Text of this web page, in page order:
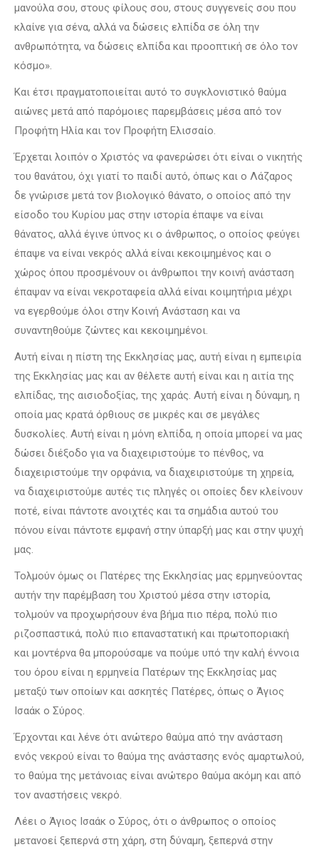
μανούλα σου, στους φίλους σου, στους συγγενείς σου που
κλαίνε για σένα, αλλά να δώσεις ελπίδα σε όλη την
ανθρωπότητα, να δώσεις ελπίδα και προοπτική σε όλο τον
κόσμο».
Και έτσι πραγματοποιείται αυτό το συγκλονιστικό θαύμα
αιώνες μετά από παρόμοιες παρεμβάσεις μέσα από τον
Προφήτη Ηλία και τον Προφήτη Ελισσαίο.
Έρχεται λοιπόν ο Χριστός να φανερώσει ότι είναι ο νικητής
του θανάτου, όχι γιατί το παιδί αυτό, όπως και ο Λάζαρος
δε γνώρισε μετά τον βιολογικό θάνατο, ο οποίος από την
είσοδο του Κυρίου μας στην ιστορία έπαψε να είναι
θάνατος, αλλά έγινε ύπνος κι ο άνθρωπος, ο οποίος φεύγει
έπαψε να είναι νεκρός αλλά είναι κεκοιμημένος και ο
χώρος όπου προσμένουν οι άνθρωποι την κοινή ανάσταση
έπαψαν να είναι νεκροταφεία αλλά είναι κοιμητήρια μέχρι
να εγερθούμε όλοι στην Κοινή Ανάσταση και να
συναντηθούμε ζώντες και κεκοιμημένοι.
Αυτή είναι η πίστη της Εκκλησίας μας, αυτή είναι η εμπειρία
της Εκκλησίας μας και αν θέλετε αυτή είναι και η αιτία της
ελπίδας, της αισιοδοξίας, της χαράς. Αυτή είναι η δύναμη, η
οποία μας κρατά όρθιους σε μικρές και σε μεγάλες
δυσκολίες. Αυτή είναι η μόνη ελπίδα, η οποία μπορεί να μας
δώσει διέξοδο για να διαχειριστούμε το πένθος, να
διαχειριστούμε την ορφάνια, να διαχειριστούμε τη χηρεία,
να διαχειριστούμε αυτές τις πληγές οι οποίες δεν κλείνουν
ποτέ, είναι πάντοτε ανοιχτές και τα σημάδια αυτού του
πόνου είναι πάντοτε εμφανή στην ύπαρξή μας και στην ψυχή
μας.
Τολμούν όμως οι Πατέρες της Εκκλησίας μας ερμηνεύοντας
αυτήν την παρέμβαση του Χριστού μέσα στην ιστορία,
τολμούν να προχωρήσουν ένα βήμα πιο πέρα, πολύ πιο
ριζοσπαστικά, πολύ πιο επαναστατική και πρωτοποριακή
και μοντέρνα θα μπορούσαμε να πούμε υπό την καλή έννοια
του όρου είναι η ερμηνεία Πατέρων της Εκκλησίας μας
μεταξύ των οποίων και ασκητές Πατέρες, όπως ο Άγιος
Ισαάκ ο Σύρος.
Έρχονται και λένε ότι ανώτερο θαύμα από την ανάσταση
ενός νεκρού είναι το θαύμα της ανάστασης ενός αμαρτωλού,
το θαύμα της μετάνοιας είναι ανώτερο θαύμα ακόμη και από
τον αναστήσεις νεκρό.
Λέει ο Άγιος Ισαάκ ο Σύρος, ότι ο άνθρωπος ο οποίος
μετανοεί ξεπερνά στη χάρη, στη δύναμη, ξεπερνά στην